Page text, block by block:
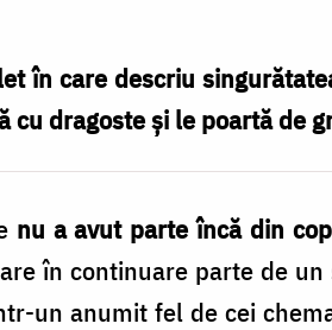
în care descriu
dragoste și le poartă de
nu a avut parte încă din
în continuare parte de
un anumit fel de cei